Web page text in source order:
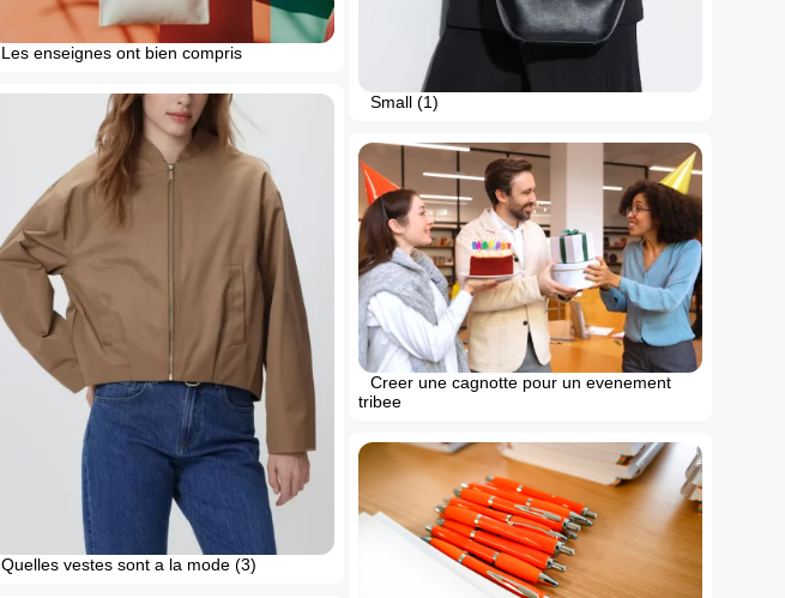
Small (1)
Les enseignes ont bien compris
Quelles vestes sont a la mode (3)
Creer une cagnotte pour un evenement
tribee